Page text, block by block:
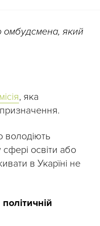
омбудсмена, який
, яка
володіють
освіти або
в Укарїні не